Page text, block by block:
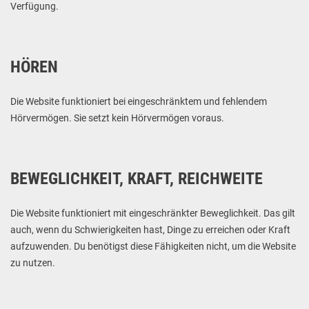
Verfügung.
HÖREN
Die Website funktioniert bei eingeschränktem und fehlendem
Hörvermögen. Sie setzt kein Hörvermögen voraus.
BEWEGLICHKEIT, KRAFT, REICHWEITE
Die Website funktioniert mit eingeschränkter Beweglichkeit. Das gilt
auch, wenn du Schwierigkeiten hast, Dinge zu erreichen oder Kraft
aufzuwenden. Du benötigst diese Fähigkeiten nicht, um die Website
zu nutzen.